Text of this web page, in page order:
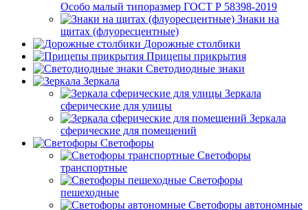
Особо малый типоразмер ГОСТ Р 58398-2019
Знаки на
щитах (флуоресцентные)
Дорожные столбики
Прицепы прикрытия
Светодиодные знаки
Зеркала
Зеркала
сферические для улицы
Зеркала
сферические для помещений
Светофоры
Светофоры
транспортные
Светофоры
пешеходные
Светофоры автономные